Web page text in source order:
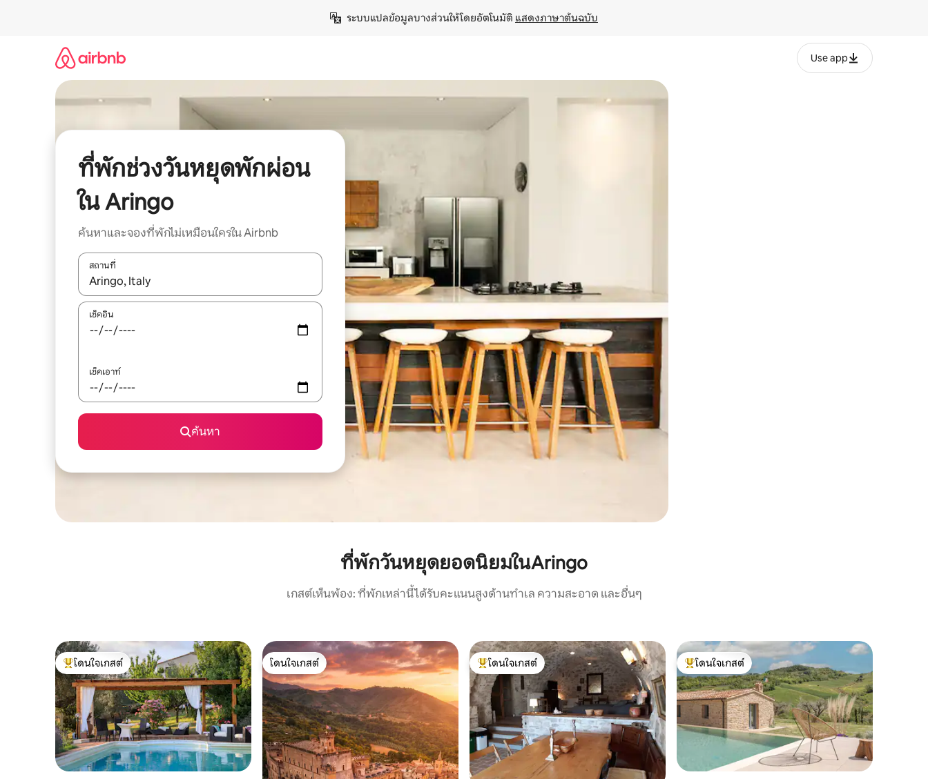
ระบบแปลข้อมูลบางส่วนให้โดยอัตโนมัติ แสดงภาษาต้นฉบับ
Use app
ที่พักช่วงวันหยุดพักผ่อน
ใน Aringo
ค้นหาและจองที่พักไม่เหมือนใครใน Airbnb
สถานที่
ใช้ลูกศรขึ้นลง หรือใช้การสัมผัสหรือปัด เพื่อสำรวจผลการค้นหา
เช็คอิน
เช็คเอาท์
ค้นหา
ที่พักวันหยุดยอดนิยมในAringo
เกสต์เห็นพ้อง: ที่พักเหล่านี้ได้รับคะแนนสูงด้านทำเล ความสะอาด และอื่นๆ
โดนใจเกสต์ที่สุด
โดนใจเกสต์
โดนใจเกสต์
โดนใจเกสต์
โดนใจเกสต์ที่สุด
โดนใจเกสต์
โดนใจเกสต์ที่สุด
โดนใจเกสต์